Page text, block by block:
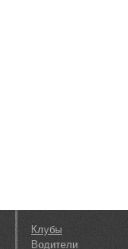
Клубы
Водители